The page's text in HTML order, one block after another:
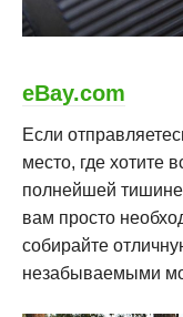
eBay.com
Если
место, где хотите
полнейшей тишине
вам просто
собирайте
незабываемыми